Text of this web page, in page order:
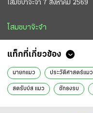
โสมชบาจ๊ะจ๋า 7 สิงหาคม 2569
โสมชบาจ๊ะจ๋า
แท็กที่เกี่ยวข้อง
นายกแมว ประวัติศาสตร์แมว
สตรับบ์ส แมว ชักธงรบ